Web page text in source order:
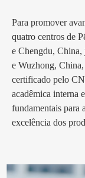
Para promover
quatro centros de
e Chengdu, China,
e Wuzhong,
certificado pelo
acadêmica interna
fundamentais para
excelência dos